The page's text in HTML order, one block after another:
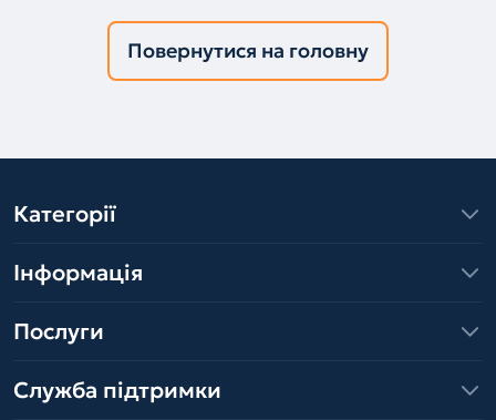
Повернутися на головну
Категорії
Інформація
Послуги
Служба підтримки